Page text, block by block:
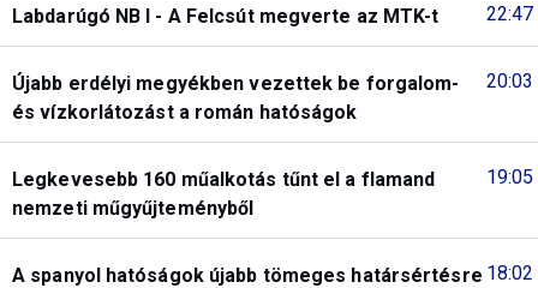
22:47
Labdarúgó NB I - A Felcsút megverte az MTK-t
20:03
Újabb erdélyi megyékben vezettek be forgalom-
és vízkorlátozást a román hatóságok
19:05
Legkevesebb 160 műalkotás tűnt el a flamand
nemzeti műgyűjteményből
18:02
A spanyol hatóságok újabb tömeges határsértésre